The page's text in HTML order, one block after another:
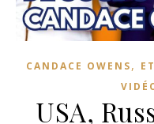
CANDACE OWENS,
USA,